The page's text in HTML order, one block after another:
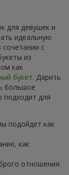
для девушек и
идеальную
с
из
как
букет. Дарить
большое
подходит для
подойдет как
как
отношения.